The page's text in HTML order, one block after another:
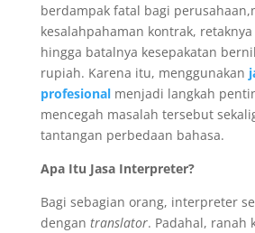
berdampak fatal bagi
kesalahpahaman kontrak,
hingga batalnya kesepakatan
rupiah. Karena itu, menggunakan
profesionalmenjadi langkah
mencegah masalah tersebut
tantangan perbedaan bahasa.
Apa Itu Jasa Interpreter?
Bagi sebagian orang, interpreter
dengan translator. Padahal, ranah